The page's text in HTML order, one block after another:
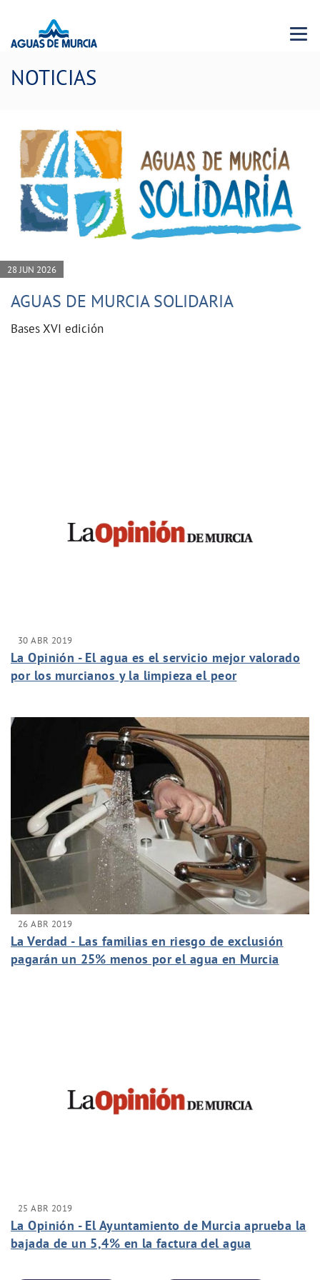
Menu
NOTICIAS
28 JUN 2026
AGUAS DE MURCIA SOLIDARIA
Bases XVI edición
30 ABR 2019
La Opinión - El agua es el servicio mejor valorado
por los murcianos y la limpieza el peor
26 ABR 2019
La Verdad - Las familias en riesgo de exclusión
pagarán un 25% menos por el agua en Murcia
25 ABR 2019
La Opinión - El Ayuntamiento de Murcia aprueba la
bajada de un 5,4% en la factura del agua